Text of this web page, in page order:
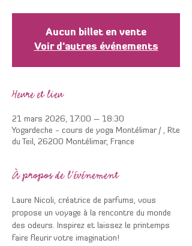
Aucun billet en vente
Voir d'autres événements
Heure et lieu
21 mars 2026, 17:00 – 18:30
Yogardeche - cours de yoga Montélimar / , Rte
du Teil, 26200 Montélimar, France
À propos de l'événement
Laure Nicoli, créatrice de parfums, vous
propose un voyage à la rencontre du monde
des odeurs. Inspirez et laissez le printemps
faire fleurir votre imagination!